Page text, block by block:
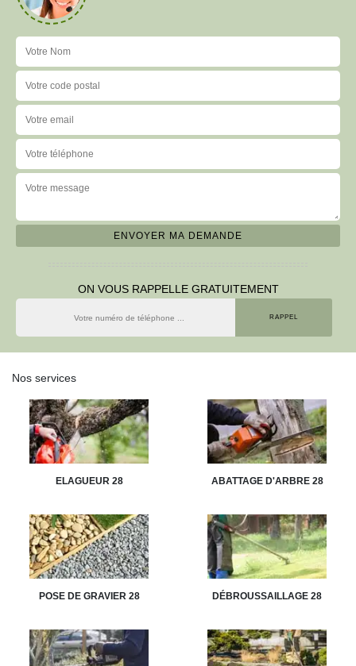
ON VOUS RAPPELLE GRATUITEMENT
Nos services
ELAGUEUR 28 ABATTAGE D'ARBRE 28
POSE DE GRAVIER 28 DÉBROUSSAILLAGE 28